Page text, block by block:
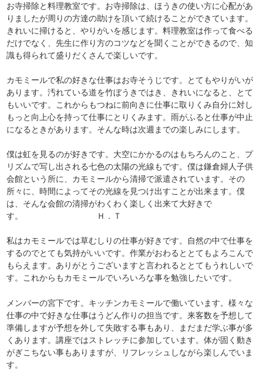
お寺掃除と料理教室です。お寺掃除は、ほうきの使い方に心配があ
りましたが周りの方達の助けを頂いて続けることができています。
きれいに掃けると、やりがいを感じます。料理教室は作って食べる
だけでなく、先生に作り方のコツなどを聞くことができるので、知
識も得られて盛りだくさんで楽しいです。
カモミールで私の好きな仕事はお寺そうじです。とてもやりがいが
あります。汚れている道を竹ぼうきではき、きれいになると、とて
もいいです。これからもつねに前向きに仕事に取りくみ自分に対し
もっと向上心を持って仕事にとりくみます。雨がふると仕事が中止
になるときがあります。そんな時は次週までの楽しみにします。
僕は虹を見るのが好きです。大空にかかるのはもちろんのこと、プ
リズムで写し出される七色の太陽の光線もです。僕は鎌倉婦人子供
会館という所に、カモミールから清掃で派遣されています。その
所々に、時間によってその光線を見つけ出すことが出来ます。僕
は、そんな会館の清掃がわくわく楽しく出来て大好きで
す。 Ｈ．Ｔ
私はカモミールでは草むしりの仕事が好きです。自然の中で仕事を
するのでとても気持がいいです。作業がおわるととてもよろこんで
もらえます。ありがとうございますと言われるととてもうれしいで
す。これからもカモミールでいろいろな事を勉強したいです。
メンバーの宮下です。キッチンカモミールで働いています。様々な
仕事の中で好きな仕事はうどん作りの担当です。来客数を予想して
準備しますが予想を外して失敗する事もあり、まだまだ学ぶ事が多
くあります。講座ではストレッチに参加しています。体が固く動き
がぎこちない事もありますが、リフレッシュしながら楽しんでいま
す。